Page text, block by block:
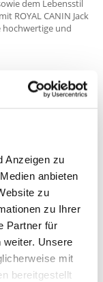
Anzeigen zu
anbieten
zu
zu Ihrer
Partner für
weiter. Unsere
mit
bereitgestellt
dem Lebensstil
ROYAL CANIN Jack
hochwertige und
Hefen, Fructo-
Lutein),
Hydrolysat aus
aus Knorpel (Quelle
mg, E2 (Jod): 4,3 mg,
mg, E8 (Selen): 0,09